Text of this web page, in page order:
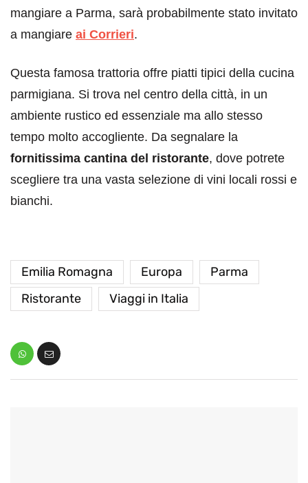
mangiare a Parma, sarà probabilmente stato invitato
a mangiare ai Corrieri.
Questa famosa trattoria offre piatti tipici della cucina
parmigiana. Si trova nel centro della città, in un
ambiente rustico ed essenziale ma allo stesso
tempo molto accogliente. Da segnalare la
fornitissima cantina del ristorante, dove potrete
scegliere tra una vasta selezione di vini locali rossi e
bianchi.
Emilia Romagna Europa
Parma
Ristorante
Viaggi in Italia